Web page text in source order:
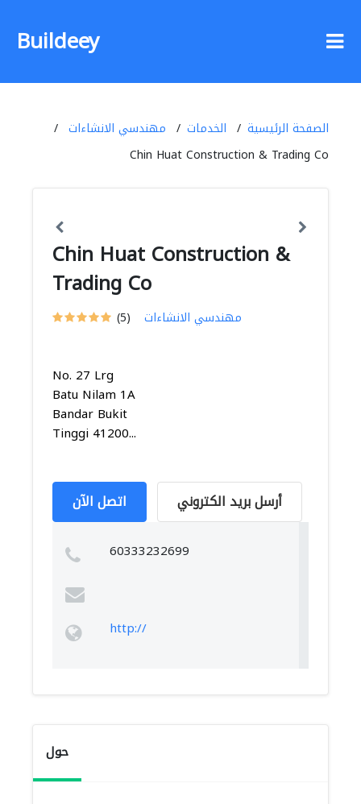
Buildeey
الصفحة الرئيسية الخدمات
مهندسي الانشاءات
Chin Huat Construction & Trading Co
Chin Huat Construction &
Trading Co
(5) مهندسي الانشاءات
No. 27 Lrg
Batu Nilam 1A
Bandar Bukit
Tinggi 41200...
اتصل الآن أرسل بريد الكتروني
60333232699
http://
حول